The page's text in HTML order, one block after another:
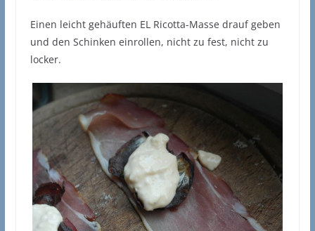
Einen leicht gehäuften EL Ricotta-Masse drauf geben
und den Schinken einrollen, nicht zu fest, nicht zu
locker.